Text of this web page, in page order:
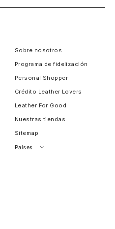
Sobre nosotros
Programa de fidelización
Personal Shopper
Crédito Leather Lovers
Leather For Good
Nuestras tiendas
Sitemap
Países